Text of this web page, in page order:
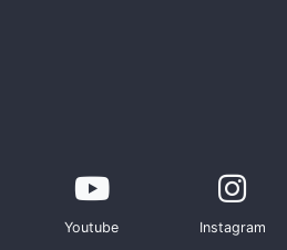
Youtube Instagram